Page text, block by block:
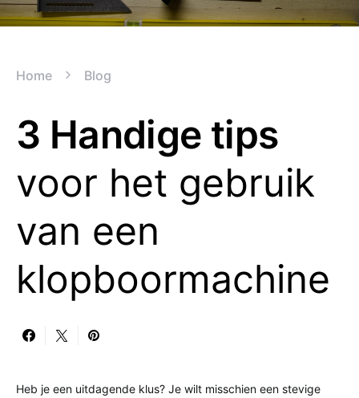
Home Blog
3 Handige tips
voor het gebruik
van een
klopboormachine
Heb je een uitdagende klus? Je wilt misschien een stevige